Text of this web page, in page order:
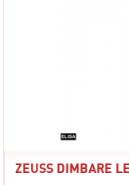
ZEUSS DIMBARE